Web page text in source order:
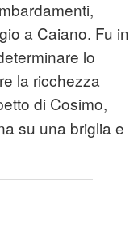
a Caiano. Fu in
lo
la ricchezza
di Cosimo,
su una briglia e